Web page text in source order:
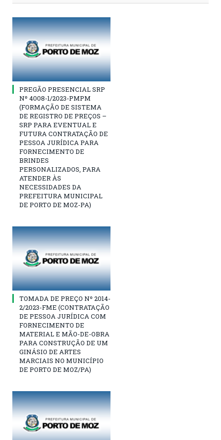
PREGÃO PRESENCIAL SRP
Nº 4008-1/2023-PMPM
(FORMAÇÃO DE SISTEMA
DE REGISTRO DE PREÇOS –
SRP PARA EVENTUAL E
FUTURA CONTRATAÇÃO DE
PESSOA JURÍDICA PARA
FORNECIMENTO DE
BRINDES
PERSONALIZADOS, PARA
ATENDER ÀS
NECESSIDADES DA
PREFEITURA MUNICIPAL
DE PORTO DE MOZ-PA)
TOMADA DE PREÇO Nº 2014-
2/2023-FME (CONTRATAÇÃO
DE PESSOA JURÍDICA COM
FORNECIMENTO DE
MATERIAL E MÃO-DE-OBRA
PARA CONSTRUÇÃO DE UM
GINÁSIO DE ARTES
MARCIAIS NO MUNICÍPIO
DE PORTO DE MOZ/PA)